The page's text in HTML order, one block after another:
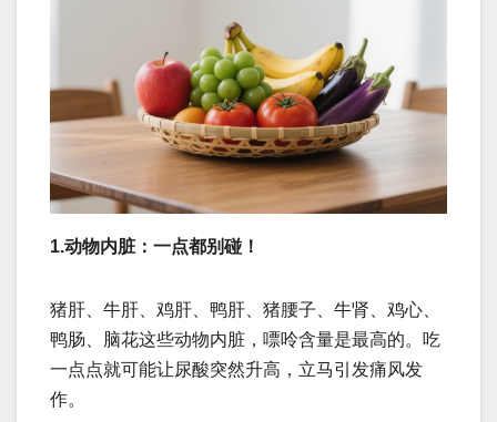
1.动物内脏：一点都别碰！
猪肝、牛肝、鸡肝、鸭肝、猪腰子、牛肾、鸡心、
鸭肠、脑花这些动物内脏，嘌呤含量是最高的。吃
一点点就可能让尿酸突然升高，立马引发痛风发
作。